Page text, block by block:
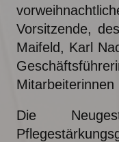
Vorsitzende,
Maifeld, Karl
Mitarbeiterinnen
Die